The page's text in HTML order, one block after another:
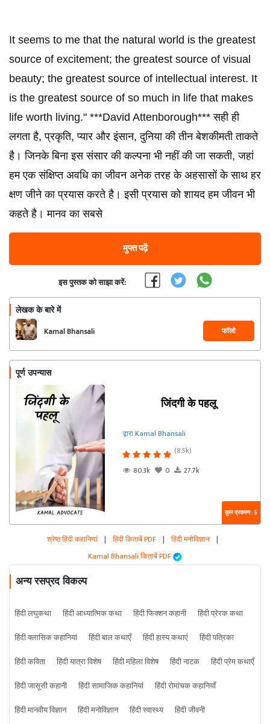
It seems to me that the natural world is the greatest
source of excitement; the greatest source of visual
beauty; the greatest source of intellectual interest. It
is the greatest source of so much in life that makes
life worth living." ***David Attenborough*** सही ही
लगता है, प्रकृति, प्यार और इंसान, दुनिया की तीन बेशकीमती ताकते
है। जिनके बिना इस संसार की कल्पना भी नहीं की जा सकती, जहां
हम एक संक्षिप्त अवधि का जीवन अनेक तरह के अहसासों के साथ हर
क्षण जीने का प्रयास करते है। इसी प्रयास को शायद हम जीवन भी
कहते है। मानव का सबसे
मुफ्त पढ़ें
इस पुस्तक को साझा करें:
लेखक के बारे में
Kamal Bhansali फॉलो
पूर्ण उपन्यास
जिंदगी के पहलू
द्वारा Kamal Bhansali
(8.5k)
80.3k
0 27.7k
कुल प्रकरण : 5
श्रेष्ठ हिंदी कहानियां | हिंदी किताबें PDF | हिंदी मनोविज्ञान |
Kamal Bhansali किताबें PDF
अन्य रसप्रद विकल्प
हिंदी लघुकथा हिंदी आध्यात्मिक कथा हिंदी फिक्शन कहानी
हिंदी प्रेरक कथा
हिंदी क्लासिक कहानियां
हिंदी बाल कथाएँ हिंदी हास्य कथाएं
हिंदी पत्रिका
हिंदी कविता
हिंदी यात्रा विशेष हिंदी महिला विशेष हिंदी नाटक
हिंदी प्रेम कथाएँ
हिंदी जासूसी कहानी
हिंदी सामाजिक कहानियां
हिंदी रोमांचक कहानियाँ
हिंदी मानवीय विज्ञान
हिंदी मनोविज्ञान हिंदी स्वास्थ्य हिंदी जीवनी